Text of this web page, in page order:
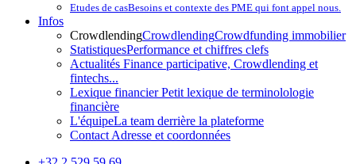
Etudes de casBesoins et contexte des PME qui font appel nous.
Infos
CrowdlendingCrowdlendingCrowdfunding immobilier
StatistiquesPerformance et chiffres clefs
Actualités Finance participative, Crowdlending et
fintechs...
Lexique financierPetit lexique de terminolologie
financière
L'équipeLa team derrière la plateforme
Contact Adresse et coordonnées